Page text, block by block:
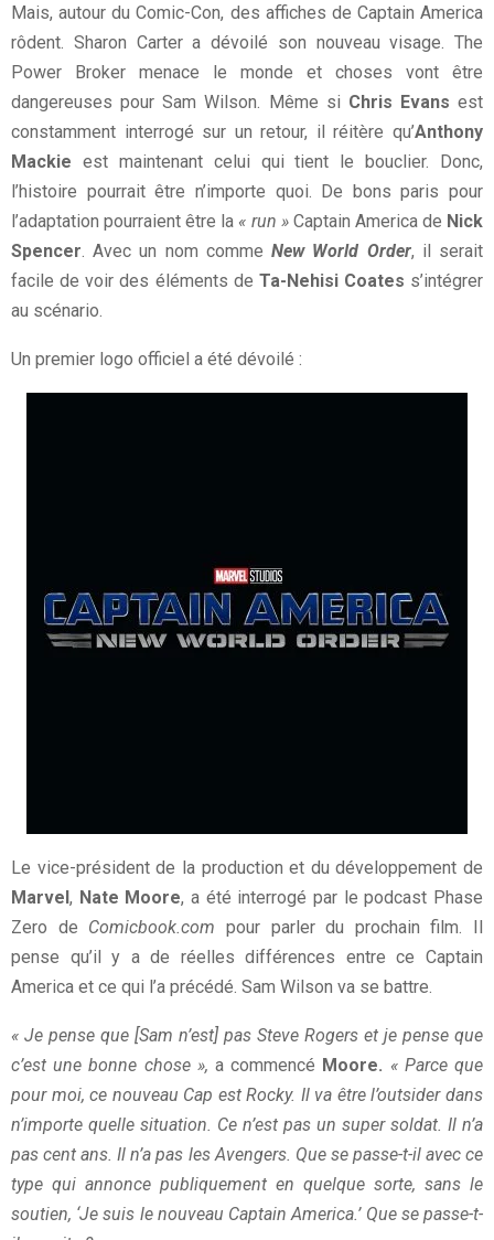
Mais, autour du Comic-Con, des affiches de Captain America
rôdent. Sharon Carter a dévoilé son nouveau visage. The
Power Broker menace le monde et choses vont être
dangereuses pour Sam Wilson. Même si Chris Evans est
constamment interrogé sur un retour, il réitère qu’Anthony
Mackie est maintenant celui qui tient le bouclier. Donc,
l’histoire pourrait être n’importe quoi. De bons paris pour
l’adaptation pourraient être la « run »Captain America de Nick
Spencer. Avec un nom commeNew World Order, il serait
facile de voir des éléments de Ta-Nehisi Coates s’intégrer
au scénario.
Un premier logo officiel a été dévoilé :
Le vice-président de la production et du développement de
Marvel, Nate Moore, a été interrogé par le podcast Phase
Zero de Comicbook.com pour parler du prochain film. Il
pense qu’il y a de réelles différences entre ce Captain
America et ce qui l’a précédé. Sam Wilson va se battre.
« Je pense que [Sam n’est] pas Steve Rogers et je pense que
c’est une bonne chose », a commencé Moore. « Parce que
pour moi, ce nouveau Cap est Rocky. Il va être l’outsider dans
n’importe quelle situation. Ce n’est pas un super soldat. Il n’a
pas cent ans. Il n’a pas les Avengers. Que se passe-t-il avec ce
type qui annonce publiquement en quelque sorte, sans le
soutien, ‘Je suis le nouveau Captain America.’ Que se passe-t-